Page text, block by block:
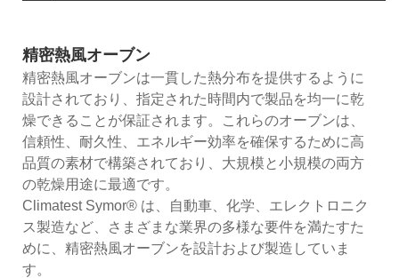
精密熱風オーブン
精密熱風オーブンは一貫した熱分布を提供するように
設計されており、指定された時間内で製品を均一に乾
燥できることが保証されます。これらのオーブンは、
信頼性、耐久性、エネルギー効率を確保するために高
品質の素材で構築されており、大規模と小規模の両方
の乾燥用途に最適です。
Climatest Symor® は、自動車、化学、エレクトロニク
ス製造など、さまざまな業界の多様な要件を満たすた
めに、精密熱風オーブンを設計および製造していま
す。